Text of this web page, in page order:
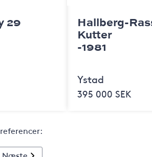
29 Hallberg-
Kutter
-1981
Ystad
395 000 SEK